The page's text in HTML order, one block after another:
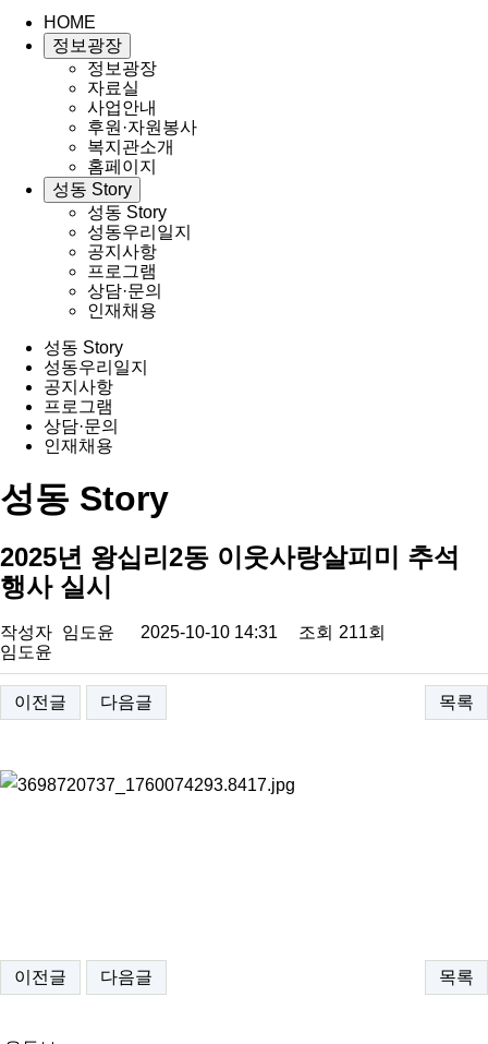
HOME
정보광장
정보광장
자료실
사업안내
후원·자원봉사
복지관소개
홈페이지
성동 Story
성동 Story
성동우리일지
공지사항
프로그램
상담·문의
인재채용
성동 Story
성동우리일지
공지사항
프로그램
상담·문의
인재채용
성동 Story
2025년 왕십리2동 이웃사랑살피미 추석
행사 실시
작성자 임도윤 2025-10-10 14:31 조회 211회
임도윤
이전글 다음글 목록
이전글 다음글 목록